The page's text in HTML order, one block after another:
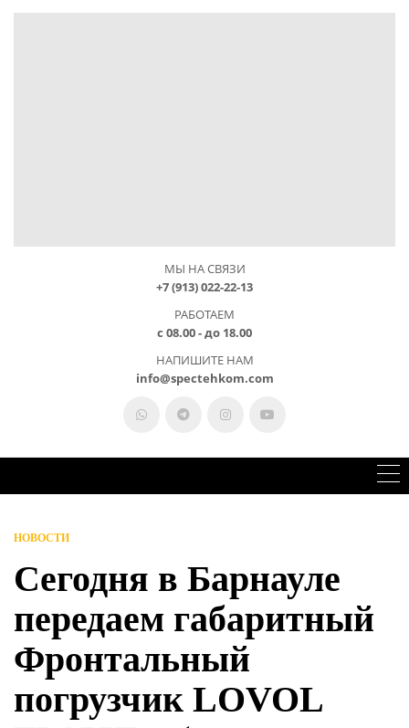
МЫ НА СВЯЗИ
+7 (913) 022-22-13
РАБОТАЕМ
с 08.00 - до 18.00
НАПИШИТЕ НАМ
info@spectehkom.com
НОВОСТИ
Сегодня в Барнауле
передаем габаритный
Фронтальный
погрузчик LOVOL